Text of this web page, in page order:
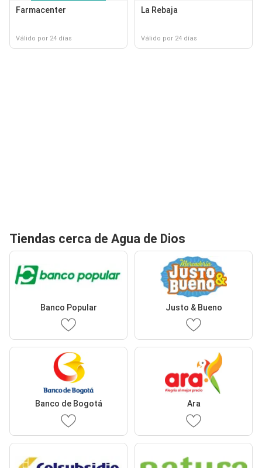
Farmacenter
Válido por 24 días
La Rebaja
Válido por 24 días
Tiendas cerca de Agua de Dios
Banco Popular Justo & Bueno
Banco de Bogotá Ara